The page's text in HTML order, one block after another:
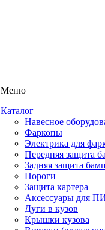
Меню
Каталог
Навесное
Фаркопы
Электрика для
Передняя защита
Задняя защита
Пороги
Защита картера
Аксессуары для
Дуги в кузов
Крышки кузова